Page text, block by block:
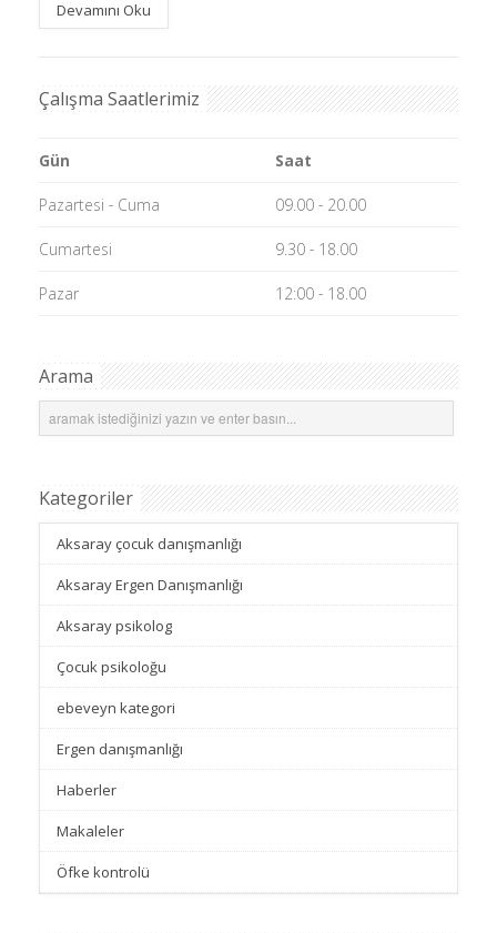
Devamını Oku
Çalışma Saatlerimiz
Gün Saat
Pazartesi - Cuma 09.00 - 20.00
Cumartesi 9.30 - 18.00
Pazar 12:00 - 18.00
Arama
Kategoriler
Aksaray çocuk danışmanlığı
Aksaray Ergen Danışmanlığı
Aksaray psikolog
Çocuk psikoloğu
ebeveyn kategori
Ergen danışmanlığı
Haberler
Makaleler
Öfke kontrolü